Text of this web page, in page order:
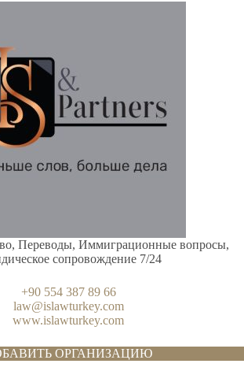
Переводы, Иммиграционные вопросы,
сопровождение 7/24
+90 554 387 89 66
law@islawturkey.com
www.islawturkey.com
ОРГАНИЗАЦИЮ